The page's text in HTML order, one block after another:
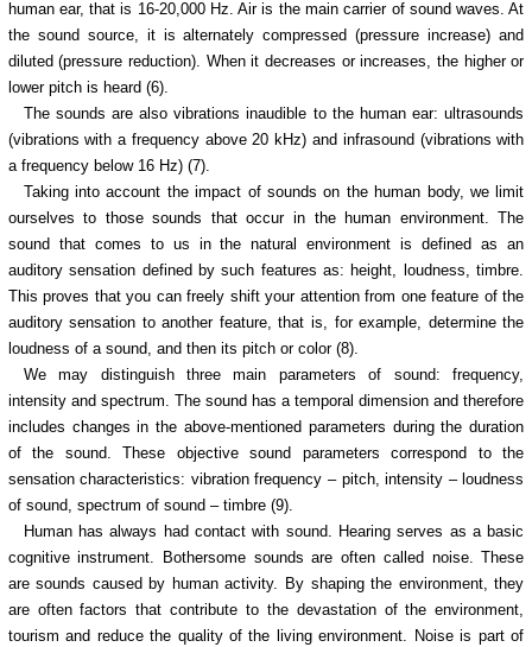
human ear, that is 16-20,000 Hz. Air is the main carrier of sound waves. At
the sound source, it is alternately compressed (pressure increase) and
diluted (pressure reduction). When it decreases or increases, the higher or
lower pitch is heard (6).
The sounds are also vibrations inaudible to the human ear: ultrasounds
(vibrations with a frequency above 20 kHz) and infrasound (vibrations with
a frequency below 16 Hz) (7).
Taking into account the impact of sounds on the human body, we limit
ourselves to those sounds that occur in the human environment. The
sound that comes to us in the natural environment is defined as an
auditory sensation defined by such features as: height, loudness, timbre.
This proves that you can freely shift your attention from one feature of the
auditory sensation to another feature, that is, for example, determine the
loudness of a sound, and then its pitch or color (8).
We may distinguish three main parameters of sound: frequency,
intensity and spectrum. The sound has a temporal dimension and therefore
includes changes in the above-mentioned parameters during the duration
of the sound. These objective sound parameters correspond to the
sensation characteristics: vibration frequency – pitch, intensity – loudness
of sound, spectrum of sound – timbre (9).
Human has always had contact with sound. Hearing serves as a basic
cognitive instrument. Bothersome sounds are often called noise. These
are sounds caused by human activity. By shaping the environment, they
are often factors that contribute to the devastation of the environment,
tourism and reduce the quality of the living environment. Noise is part of